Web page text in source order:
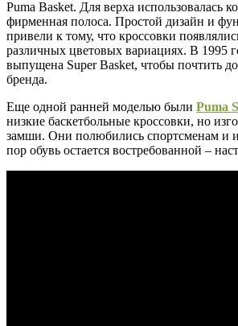
Puma Basket. Для верха использовалась
фирменная полоса. Простой дизайн и
привели к тому, что кроссовки
различных цветовых вариациях. В 1995
выпущена Super Basket, чтобы почтить
бренда.
Еще одной ранней моделью были Puma
низкие баскетбольные кроссовки, но
замши. Они полюбились спортсменам и
пор обувь остается востребованной –